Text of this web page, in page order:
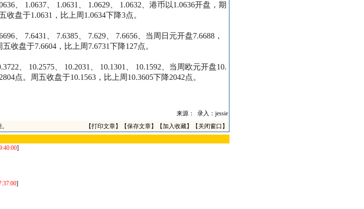
、 1.0637、 1.0631 1.0629、 1.0632 、港币以1.0636开盘，期
收盘于1.0631 ，比上周 1.0634下降3点。
、 7.6431 7.6385、 7.629、 7.6656、当周日元开盘7.6688，
五收盘于7.6604，比上周 7.6731下降127点。
10.2575、 10.2031 10.1301 10.1592 、当周欧元开盘10.
2804点。周五收盘于10.1563，比上周 10.3605下降2042点。
来源：
录入：jessie
【打印文章】【保存文章】【加入收藏】【 关闭窗口 】
]
]